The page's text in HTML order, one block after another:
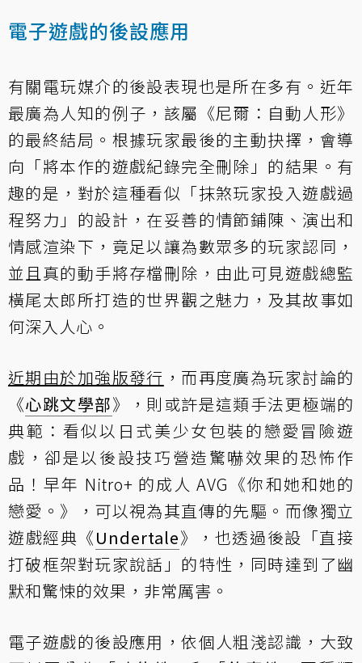
電子遊戲的後設應用
有關電玩媒介的後設表現也是所在多有。近年
最廣為人知的例子，該屬《尼爾：自動人形》
的最終結局。根據玩家最後的主動抉擇，會導
向「將本作的遊戲紀錄完全刪除」的結果。有
趣的是，對於這種看似「抹煞玩家投入遊戲過
程努力」的設計，在妥善的情節鋪陳、演出和
情感渲染下，竟足以讓為數眾多的玩家認同，
並且真的動手將存檔刪除，由此可見遊戲總監
橫尾太郎所打造的世界觀之魅力，及其故事如
何深入人心。
近期由於加強版發行 ，而再度廣為玩家討論的
《心跳文學部》，則或許是這類手法更極端的
典範：看似以日式美少女包裝的戀愛冒險遊
戲，卻是以後設技巧營造驚嚇效果的恐怖作
品！早年 Nitro+ 的成人 AVG《你和她和她的
戀愛。》，可以視為其直傳的先驅。而像獨立
遊戲經典《Undertale》，也透過後設「直接
打破框架對玩家說話」的特性，同時達到了幽
默和驚悚的效果，非常厲害。
電子遊戲的後設應用，依個人粗淺認識，大致